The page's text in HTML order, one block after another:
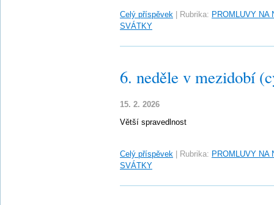
Celý příspěvek Rubrika: PROMLUVY NA
SVÁTKY
6. neděle v mezidobí
15. 2. 2026
Větší spravedlnost
Celý příspěvek Rubrika: PROMLUVY NA
SVÁTKY